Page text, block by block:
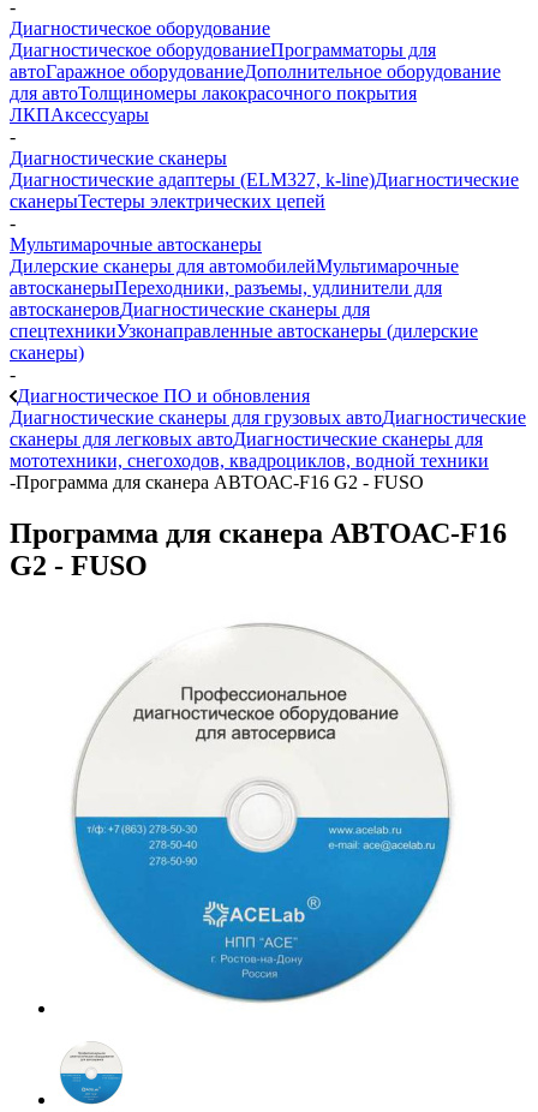
-
Диагностическое оборудование
Диагностическое оборудованиеПрограмматоры для
автоГаражное оборудованиеДополнительное оборудование
для автоТолщиномеры лакокрасочного покрытия
ЛКПАксессуары
-
Диагностические сканеры
Диагностические адаптеры (ELM327, k-line)Диагностические
сканерыТестеры электрических цепей
-
Мультимарочные автосканеры
Дилерские сканеры для автомобилейМультимарочные
автосканерыПереходники, разъемы, удлинители для
автосканеровДиагностические сканеры для
спецтехникиУзконаправленные автосканеры (дилерские
сканеры)
-
Диагностическое ПО и обновления
Диагностические сканеры для грузовых автоДиагностические
сканеры для легковых автоДиагностические сканеры для
мототехники, снегоходов, квадроциклов, водной техники
-Программа для сканера АВТОАС-F16 G2 - FUSO
Программа для сканера АВТОАС-F16
G2 - FUSO